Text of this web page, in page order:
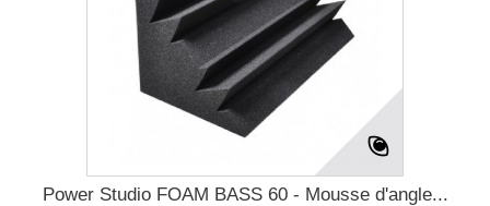
Power Studio FOAM BASS 60 - Mousse d'angle...